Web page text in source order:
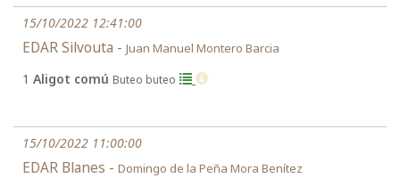
15/10/2022 12:41:00
EDAR Silvouta - Juan Manuel Montero Barcia
1 Aligot comú Buteo buteo
15/10/2022 11:00:00
EDAR Blanes - Domingo de la Peña Mora Benítez